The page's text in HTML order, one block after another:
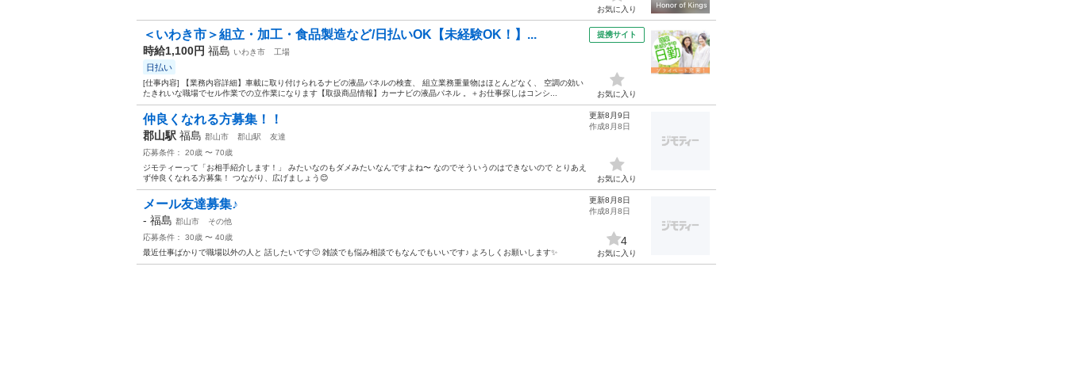
お気に入り
＜いわき市＞組立・加工・食品製造など/日払いOK【未経験OK！】...
時給1,100円 福島 いわき市 工場
日払い
[仕事内容] 【業務内容詳細】車載に取り付けられるナビの液晶パネルの検査、 組立業務重量物はほとんどなく、 空調の効い
たきれいな職場でセル作業での立作業になります【取扱商品情報】カーナビの液晶パネル 。＋お仕事探しはコンシ...
提携サイト
お気に入り
仲良くなれる方募集！！
郡山駅 福島 郡山市 郡山駅
友達
応募条件： 20歳 〜 70歳
ジモティーって「お相手紹介します！」 みたいなのもダメみたいなんですよね〜 なのでそういうのはできないので とりあえ
ず仲良くなれる方募集！ つながり、広げましょう😊
更新8月9日
作成8月8日
お気に入り
メール友達募集♪
- 福島 郡山市
その他
応募条件： 30歳 〜 40歳
最近仕事ばかりで職場以外の人と 話したいです🙂 雑談でも悩み相談でもなんでもいいです♪ よろしくお願いします✨
更新8月8日
作成8月8日
4
お気に入り